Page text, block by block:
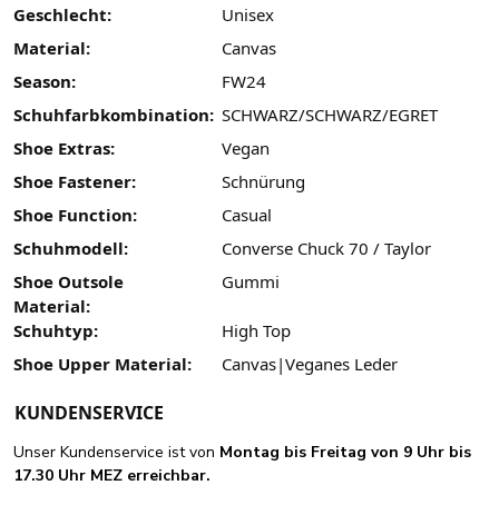
Geschlecht:
Unisex
Material:
Canvas
Season:
FW24
Schuhfarbkombination: SCHWARZ/SCHWARZ/EGRET
Shoe Extras:
Vegan
Shoe Fastener:
Schnürung
Shoe Function:
Casual
Schuhmodell:
Converse Chuck 70 / Taylor
Shoe Outsole
Material:
Gummi
Schuhtyp:
High Top
Shoe Upper Material:
Canvas|Veganes Leder
KUNDENSERVICE
Unser Kundenservice ist von Montag bis Freitag von 9 Uhr bis
17.30 Uhr MEZ erreichbar.